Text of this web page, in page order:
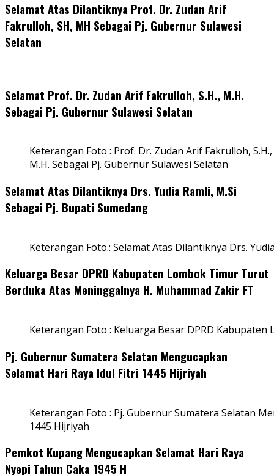
Selamat Atas Dilantiknya Prof. Dr. Zudan Arif
Fakrulloh, SH, MH Sebagai Pj. Gubernur Sulawesi
Selatan
Selamat Prof. Dr. Zudan Arif Fakrulloh, S.H., M.H.
Sebagai Pj. Gubernur Sulawesi Selatan
Keterangan Foto : Prof. Dr. Zudan Arif Fakrulloh, S.H.,
M.H. Sebagai Pj. Gubernur Sulawesi Selatan
Selamat Atas Dilantiknya Drs. Yudia Ramli, M.Si
Sebagai Pj. Bupati Sumedang
Keterangan Foto.: Selamat Atas Dilantiknya Drs.
Keluarga Besar DPRD Kabupaten Lombok Timur Turut
Berduka Atas Meninggalnya H. Muhammad Zakir FT
Keterangan Foto : Keluarga Besar DPRD
Pj. Gubernur Sumatera Selatan Mengucapkan
Selamat Hari Raya Idul Fitri 1445 Hijriyah
Keterangan Foto : Pj. Gubernur Sumatera Selatan
1445 Hijriyah
Pemkot Kupang Mengucapkan Selamat Hari Raya
Nyepi Tahun Caka 1945 H